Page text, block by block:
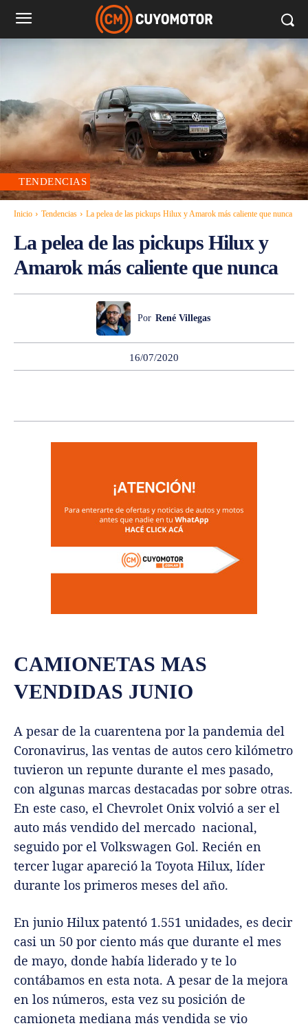
TENDENCIAS
Inicio Tendencias La pelea de las pickups Hilux y Amarok más caliente que nunca
La pelea de las pickups Hilux y
Amarok más caliente que nunca
Por René Villegas
16/07/2020
CAMIONETAS MAS
VENDIDAS JUNIO
A pesar de la cuarentena por la pandemia del
Coronavirus, las ventas de autos cero kilómetro
tuvieron un repunte durante el mes pasado,
con algunas marcas destacadas por sobre otras.
En este caso, el Chevrolet Onix volvió a ser el
auto más vendido del mercado nacional,
seguido por el Volkswagen Gol. Recién en
tercer lugar apareció la Toyota Hilux, líder
durante los primeros meses del año.
En junio Hilux patentó 1.551 unidades, es decir
casi un 50 por ciento más que durante el mes
de mayo, donde había liderado y te lo
contábamos en esta nota. A pesar de la mejora
en los números, esta vez su posición de
camioneta mediana más vendida se vio